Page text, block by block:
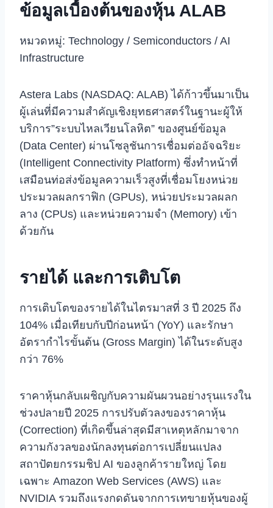
ข้อมูลเบื้องต้นของหุ้น ALAB
หมวดหมู่: Technology / Semiconductors / AI
Infrastructure
Astera Labs (NASDAQ: ALAB) ได้ก้าวขึ้นมาเป็น
ผู้เล่นที่มีความสำคัญเชิงยุทธศาสตร์ในฐานะผู้ให้
บริการ”ระบบไหลเวียนโลหิต” ของศูนย์ข้อมูล
(Data Center) ผ่านโซลูชันการเชื่อมต่ออัจฉริยะ
(Intelligent Connectivity Platform) ซึ่งทำหน้าที่
เสมือนท่อส่งข้อมูลความเร็วสูงที่เชื่อมโยงหน่วย
ประมวลผลกราฟิก (GPUs), หน่วยประมวลผลก
ลาง (CPUs) และหน่วยความจำ (Memory) เข้า
ด้วยกัน
รายได้ และการเติบโต
การเติบโตของรายได้ในไตรมาสที่ 3 ปี 2025 ถึง
104% เมื่อเทียบกับปีก่อนหน้า (YoY) และรักษา
อัตรากำไรขั้นต้น (Gross Margin) ได้ในระดับสูง
กว่า 76%
ราคาหุ้นกลับเผชิญกับความผันผวนอย่างรุนแรงใน
ช่วงปลายปี 2025 การปรับตัวลงของราคาหุ้น
(Correction) ที่เกิดขึ้นล่าสุดมีสาเหตุหลักมาจาก
ความกังวลของนักลงทุนต่อการเปลี่ยนแปลง
สถาปัตยกรรมชิป AI ของลูกค้ารายใหญ่ โดย
เฉพาะ Amazon Web Services (AWS) และ
NVIDIA รวมถึงแรงกดดันจากการเทขายหุ้นของผู้